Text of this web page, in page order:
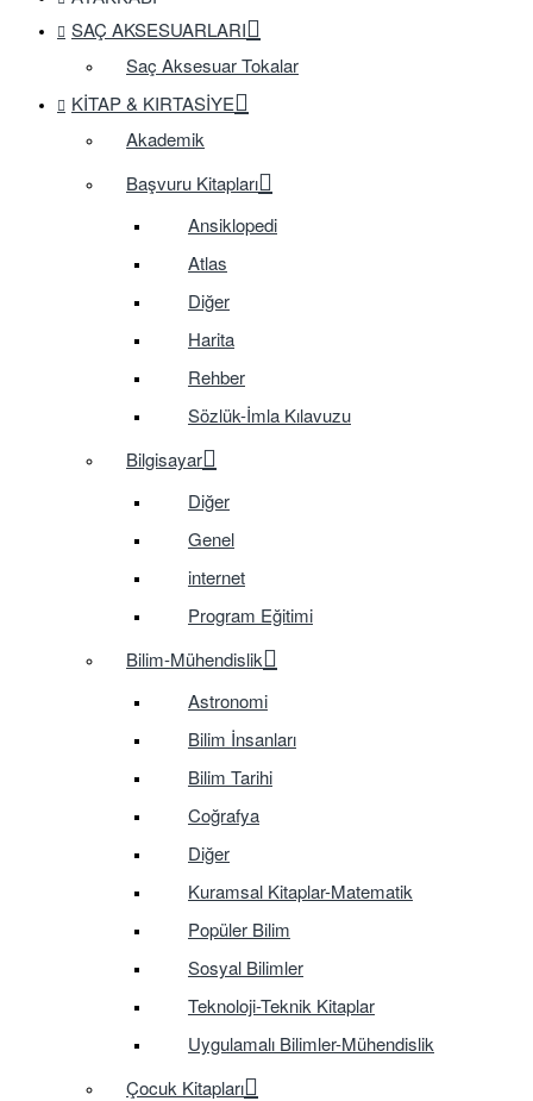
SAÇ AKSESUARLARI
Saç Aksesuar Tokalar
KITAP & KIRTASIYE
Akademik
Başvuru Kitapları
Ansiklopedi
Atlas
Diğer
Harita
Rehber
Sözlük-İmla Kılavuzu
Bilgisayar
Diğer
Genel
internet
Program Eğitimi
Bilim-Mühendislik
Astronomi
Bilim İnsanları
Bilim Tarihi
Coğrafya
Diğer
Kuramsal Kitaplar-Matematik
Popüler Bilim
Sosyal Bilimler
Teknoloji-Teknik Kitaplar
Uygulamalı Bilimler-Mühendislik
Çocuk Kitapları